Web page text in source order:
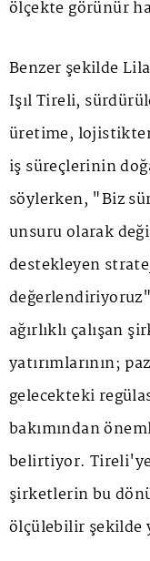
ölçekte görünür
Benzer şekilde Lila
Işıl Tireli,
üretime,
iş süreçlerinin
söylerken, "Biz
unsuru olarak
destekleyen
ağırlıklı çalışan
yatırımlarının;
gelecekteki
bakımından
belirtiyor. Tireli'ye
şirketlerin bu
ölçülebilir şekilde